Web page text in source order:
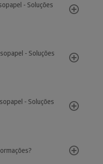
- Soluções
- Soluções
- Soluções